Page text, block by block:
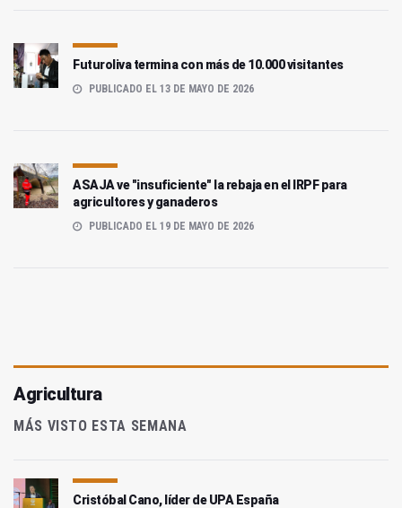
Futuroliva termina con más de 10.000 visitantes
PUBLICADO EL 13 DE MAYO DE 2026
ASAJA ve "insuficiente" la rebaja en el IRPF para
agricultores y ganaderos
PUBLICADO EL 19 DE MAYO DE 2026
Agricultura
MÁS VISTO ESTA SEMANA
Cristóbal Cano, líder de UPA España